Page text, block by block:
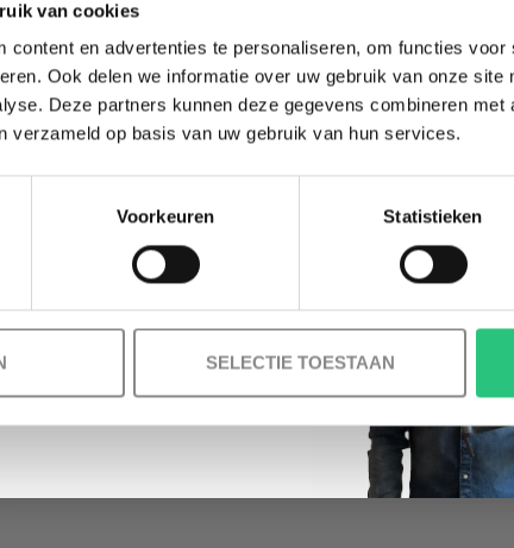
van cookies
content en advertenties te personaliseren, om functies voor
Ook delen we informatie over uw gebruik van onze site
Deze partners kunnen deze gegevens combineren met
verzameld op basis van uw gebruik van hun services.
Voorkeuren Statistieken
SELECTIE TOESTAAN
Ontvang je welkomstkorting tot 15
Minimale besteding 100 euro .